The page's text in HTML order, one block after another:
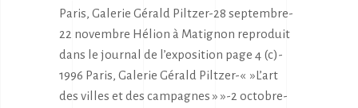
Paris, Galerie Gérald Piltzer-28 septembre-
22 novembre Hélion à Matignon reproduit
dans le journal de l’exposition page 4 (c)-
1996 Paris, Galerie Gérald Piltzer-« »L’art
des villes et des campagnes » »-2 octobre-